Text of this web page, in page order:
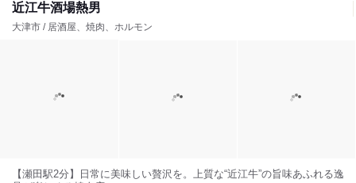
近江牛酒場熱男
大津市 / 居酒屋、焼肉、ホルモン
【瀬田駅2分】日常に美味しい贅沢を。上質な“近江牛”の旨味あふれる逸